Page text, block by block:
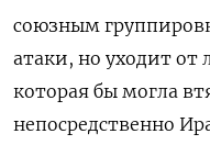
союзным
атаки, но уходит от
которая бы могла
непосредственно